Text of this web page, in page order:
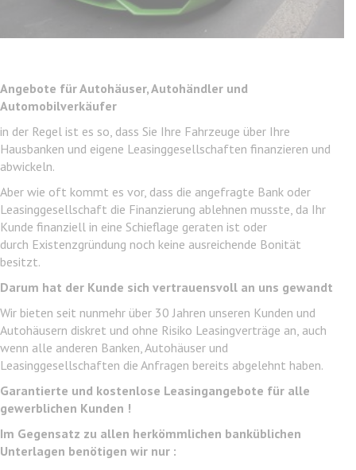
Angebote für Autohäuser, Autohändler und
Automobilverkäufer
in der Regel ist es so, dass Sie Ihre Fahrzeuge über Ihre
Hausbanken und eigene Leasinggesellschaften finanzieren und
abwickeln.
Aber wie oft kommt es vor, dass die angefragte Bank oder
Leasinggesellschaft die Finanzierung ablehnen musste, da Ihr
Kunde finanziell in eine Schieflage geraten ist oder
durch Existenzgründung noch keine ausreichende Bonität
besitzt.
Darum hat der Kunde sich vertrauensvoll an uns gewandt
Wir bieten seit nunmehr über 30 Jahren unseren Kunden und
Autohäusern diskret und ohne Risiko Leasingverträge an, auch
wenn alle anderen Banken, Autohäuser und
Leasinggesellschaften die Anfragen bereits abgelehnt haben.
Garantierte und kostenlose Leasingangebote für alle
gewerblichen Kunden !
Im Gegensatz zu allen herkömmlichen banküblichen
Unterlagen benötigen wir nur :